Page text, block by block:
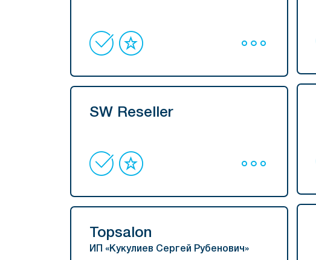
SW Reseller
Topsalon
ИП «Кукулиев Сергей Рубенович»